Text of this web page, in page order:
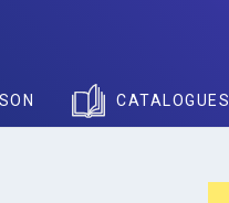
CATALOGUES